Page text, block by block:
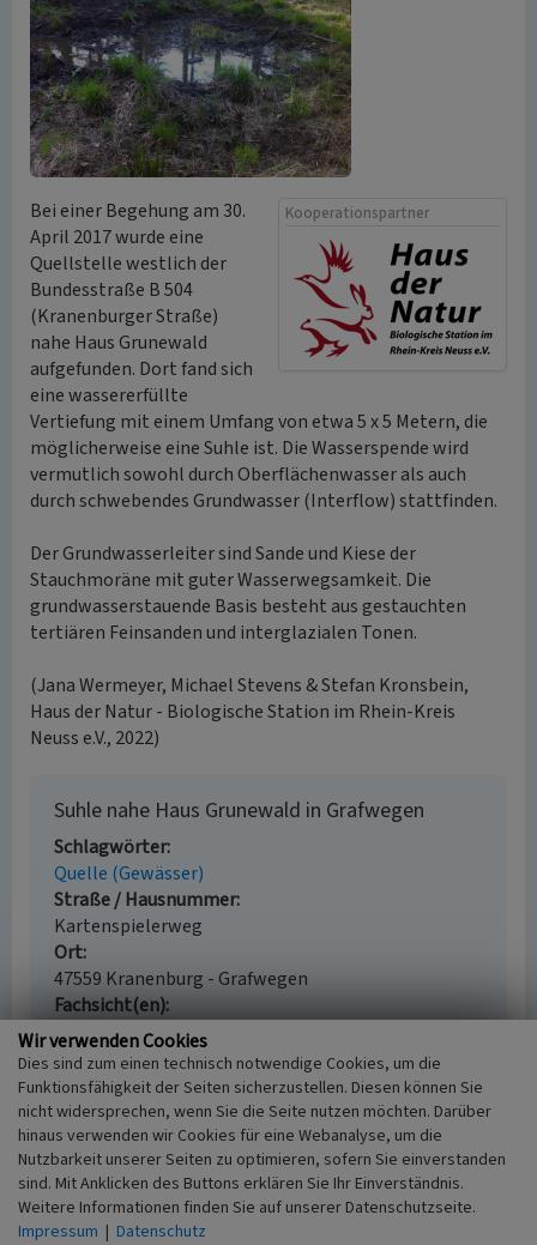
Kooperationspartner
Bei einer Begehung am 30.
April 2017 wurde eine
Quellstelle westlich der
Bundesstraße B 504
(Kranenburger Straße)
nahe Haus Grunewald
aufgefunden. Dort fand sich
eine wassererfüllte
Vertiefung mit einem Umfang von etwa 5 x 5 Metern, die
möglicherweise eine Suhle ist. Die Wasserspende wird
vermutlich sowohl durch Oberflächenwasser als auch
durch schwebendes Grundwasser (Interflow) stattfinden.
Der Grundwasserleiter sind Sande und Kiese der
Stauchmoräne mit guter Wasserwegsamkeit. Die
grundwasserstauende Basis besteht aus gestauchten
tertiären Feinsanden und interglazialen Tonen.
(Jana Wermeyer, Michael Stevens & Stefan Kronsbein,
Haus der Natur - Biologische Station im Rhein-Kreis
Neuss e.V., 2022)
Suhle nahe Haus Grunewald in Grafwegen
Schlagwörter
Quelle (Gewässer)
Straße / Hausnummer
Kartenspielerweg
Ort
47559 Kranenburg - Grafwegen
Fachsicht(en)
Naturschutz
Erfassungsmaßstab
i.d.R. 1:5.000 (größer als 1:20.000)
Erfassungsmethode
Literaturauswertung, Geländebegehung/-
kartierung
Wir verwenden Cookies
Dies sind zum einen technisch notwendige Cookies, um die
Funktionsfähigkeit der Seiten sicherzustellen. Diesen können Sie
nicht widersprechen, wenn Sie die Seite nutzen möchten. Darüber
hinaus verwenden wir Cookies für eine Webanalyse, um die
Nutzbarkeit unserer Seiten zu optimieren, sofern Sie einverstanden
sind. Mit Anklicken des Buttons erklären Sie Ihr Einverständnis.
Weitere Informationen finden Sie auf unserer Datenschutzseite.
Impressum | Datenschutz